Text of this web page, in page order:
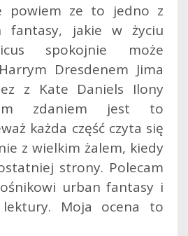
powiem ze to jedno z
fantasy, jakie w życiu
spokojnie może
Dresdenem Jima
z Kate Daniels Ilony
zdaniem jest to
każda część czyta się
z wielkim żalem, kiedy
strony. Polecam
urban fantasy i
Moja ocena to